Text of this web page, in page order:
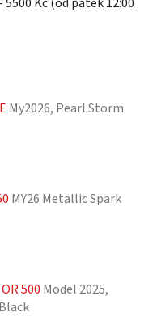
My2026, Pearl Storm
MY26 Metallic Spark
500 Model 2025,